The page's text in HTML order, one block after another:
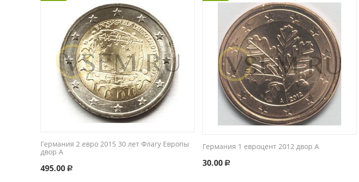
Германия 2 евро 2015 30 лет Флагу Европы
двор A
495.00 Р
Германия 1 евроцент 2012 двор A
30.00 Р